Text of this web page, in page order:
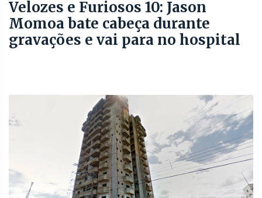
Velozes e Furiosos 10: Jason
Momoa bate cabeça durante
gravações e vai para no hospital